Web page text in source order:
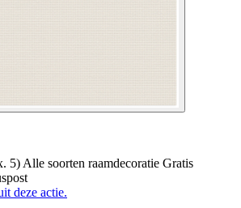
5) Alle soorten raamdecoratie Gratis
deze actie.